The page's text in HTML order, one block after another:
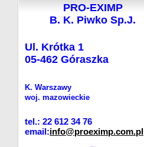
PRO-EXIMP
B. K. Piwko Sp.J.
Ul. Krótka 1
05-462 Góraszka
K. Warszawy
woj. mazowieckie
tel.: 22 612 34 76
email:info@proeximp.com.pl